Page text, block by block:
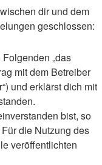
dir und dem
geschlossen:
Folgenden „das
mit dem Betreiber
und erklärst dich mit
bist, so
die Nutzung des
veröffentlichten